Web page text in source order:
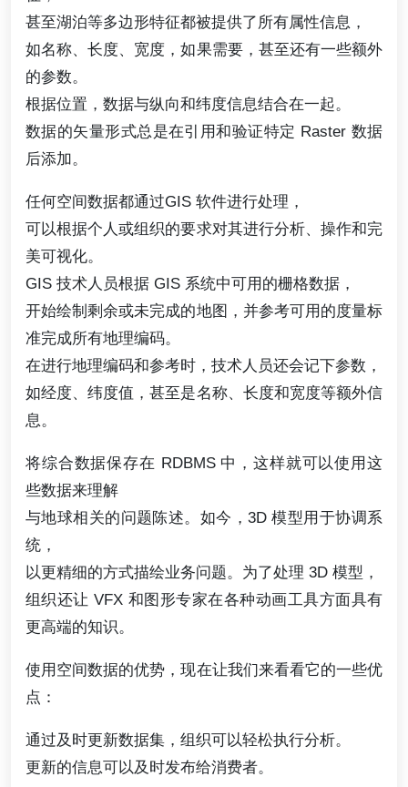
甚至湖泊等多边形特征都被提供了所有属性信息，
如名称、长度、宽度，如果需要，甚至还有一些额外
的参数。
根据位置，数据与纵向和纬度信息结合在一起。
数据的矢量形式总是在引用和验证特定 Raster 数据
后添加。
任何空间数据都通过GIS 软件进行处理，
可以根据个人或组织的要求对其进行分析、操作和完
美可视化。
GIS 技术人员根据 GIS 系统中可用的栅格数据，
开始绘制剩余或未完成的地图，并参考可用的度量标
准完成所有地理编码。
在进行地理编码和参考时，技术人员还会记下参数，
如经度、纬度值，甚至是名称、长度和宽度等额外信
息。
将综合数据保存在 RDBMS 中，这样就可以使用这
些数据来理解
与地球相关的问题陈述。如今，3D 模型用于协调系
统，
以更精细的方式描绘业务问题。为了处理 3D 模型，
组织还让 VFX 和图形专家在各种动画工具方面具有
更高端的知识。
使用空间数据的优势，现在让我们来看看它的一些优
点：
通过及时更新数据集，组织可以轻松执行分析。
更新的信息可以及时发布给消费者。